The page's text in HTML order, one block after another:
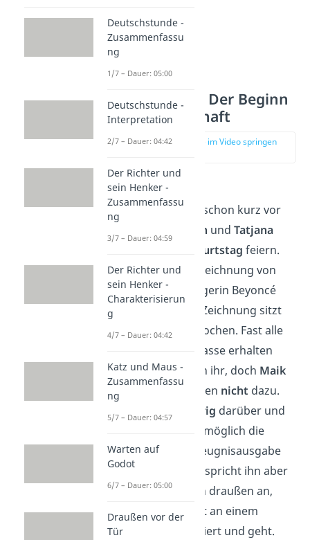
Kapitel 12-17: Der Beginn
der Freundschaft
zur Stelle im Video springen
Kapitel 12
Mittlerweile ist es schon kurz vor
Sommerferien undTatjana
Geburtstag feiern.
Maik willihreine Zeichnung von
ihrer Lieblingssängerin Beyoncé
schenken. An der Zeichnung sitzt
Maik schon seit Wochen. Fast alle
Schüler aus der Klasse erhalten
eine Einladung von ihr, doch Maik
und Tschick
gehören nicht dazu.
Maik ist
sehr traurig darüber und
will so schnell wie möglich die
Schule nach der Zeugnisausgabe
verlassen. Tschick spricht ihn aber
auf dem Weg nach draußen an,
doch Maik ist nicht an einem
Gespräch interessiert und geht.
Deutschstunde -
Zusammenfassu
ng
1/7 – Dauer: 05:00
Deutschstunde -
Interpretation
2/7 – Dauer: 04:42
Der Richter und
sein Henker -
Zusammenfassu
ng
3/7 – Dauer: 04:59
Der Richter und
sein Henker -
Charakterisierun
g
4/7 – Dauer: 04:42
Katz und Maus -
Zusammenfassu
ng
5/7 – Dauer: 04:57
Warten auf
Godot
6/7 – Dauer: 05:00
Draußen vor der
Tür